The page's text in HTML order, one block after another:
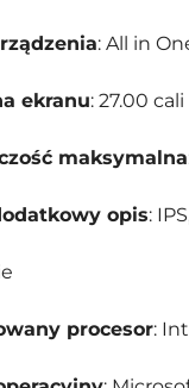
: All in
ekranu: 27.00 cali
maksymalna
opis:
procesor: